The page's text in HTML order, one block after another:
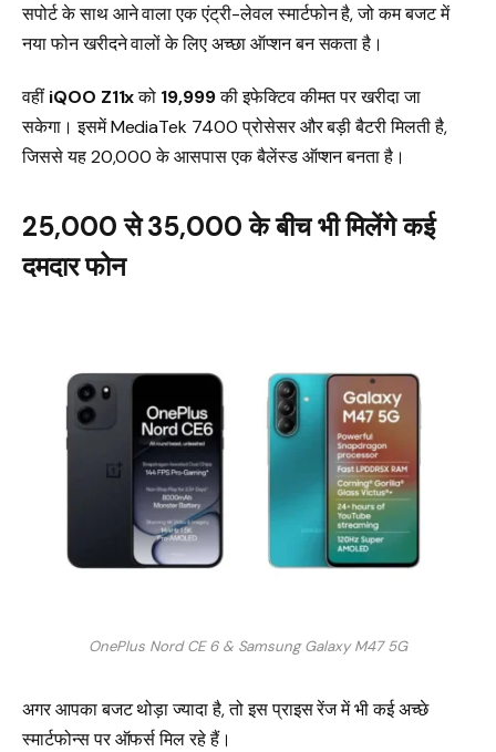
सपोर्ट के साथ आने वाला एक एंट्री-लेवल स्मार्टफोन है, जो कम बजट में
नया फोन खरीदने वालों के लिए अच्छा ऑप्शन बन सकता है।
वहींiQOO Z11xको ₹19,999की इफेक्टिव कीमत पर खरीदा जा
सकेगा। इसमें MediaTek 7400 प्रोसेसर और बड़ी बैटरी मिलती है,
जिससे यह ₹20,000 के आसपास एक बैलेंस्ड ऑप्शन बनता है।
₹25,000 से ₹35,000 के बीच भी मिलेंगे कई
दमदार फोन
OnePlus Nord CE 6 & Samsung Galaxy M47 5G
अगर आपका बजट थोड़ा ज्यादा है, तो इस प्राइस रेंज में भी कई अच्छे
स्मार्टफोन्स पर ऑफर्स मिल रहे हैं।